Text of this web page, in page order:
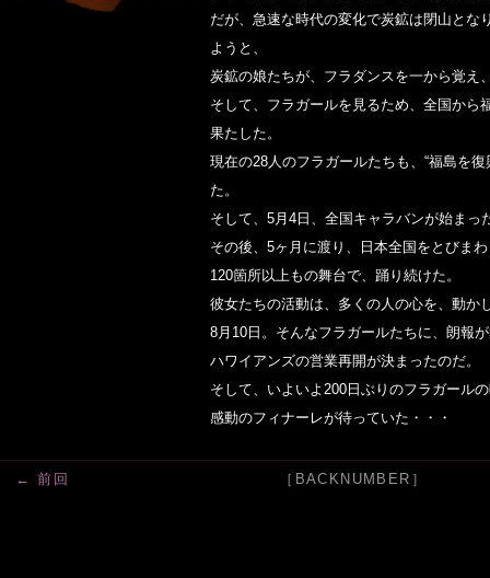
だが、急速な時代の変化で炭鉱は閉山とな
ようと、
炭鉱の娘たちが、フラダンスを一から覚え
そして、フラガールを見るため、全国から
果たした。
現在の28人のフラガールたちも、“福島を
た。
そして、5月4日、全国キャラバンが始まっ
その後、5ヶ月に渡り、日本全国をとびま
120箇所以上もの舞台で、踊り続けた。
彼女たちの活動は、多くの人の心を、動か
8月10日。そんなフラガールたちに、朗報
ハワイアンズの営業再開が決まったのだ
そして、いよいよ200日ぶりのフラガール
感動のフィナーレが待っていた・・・
← 前回 ［BACKNUMBER］